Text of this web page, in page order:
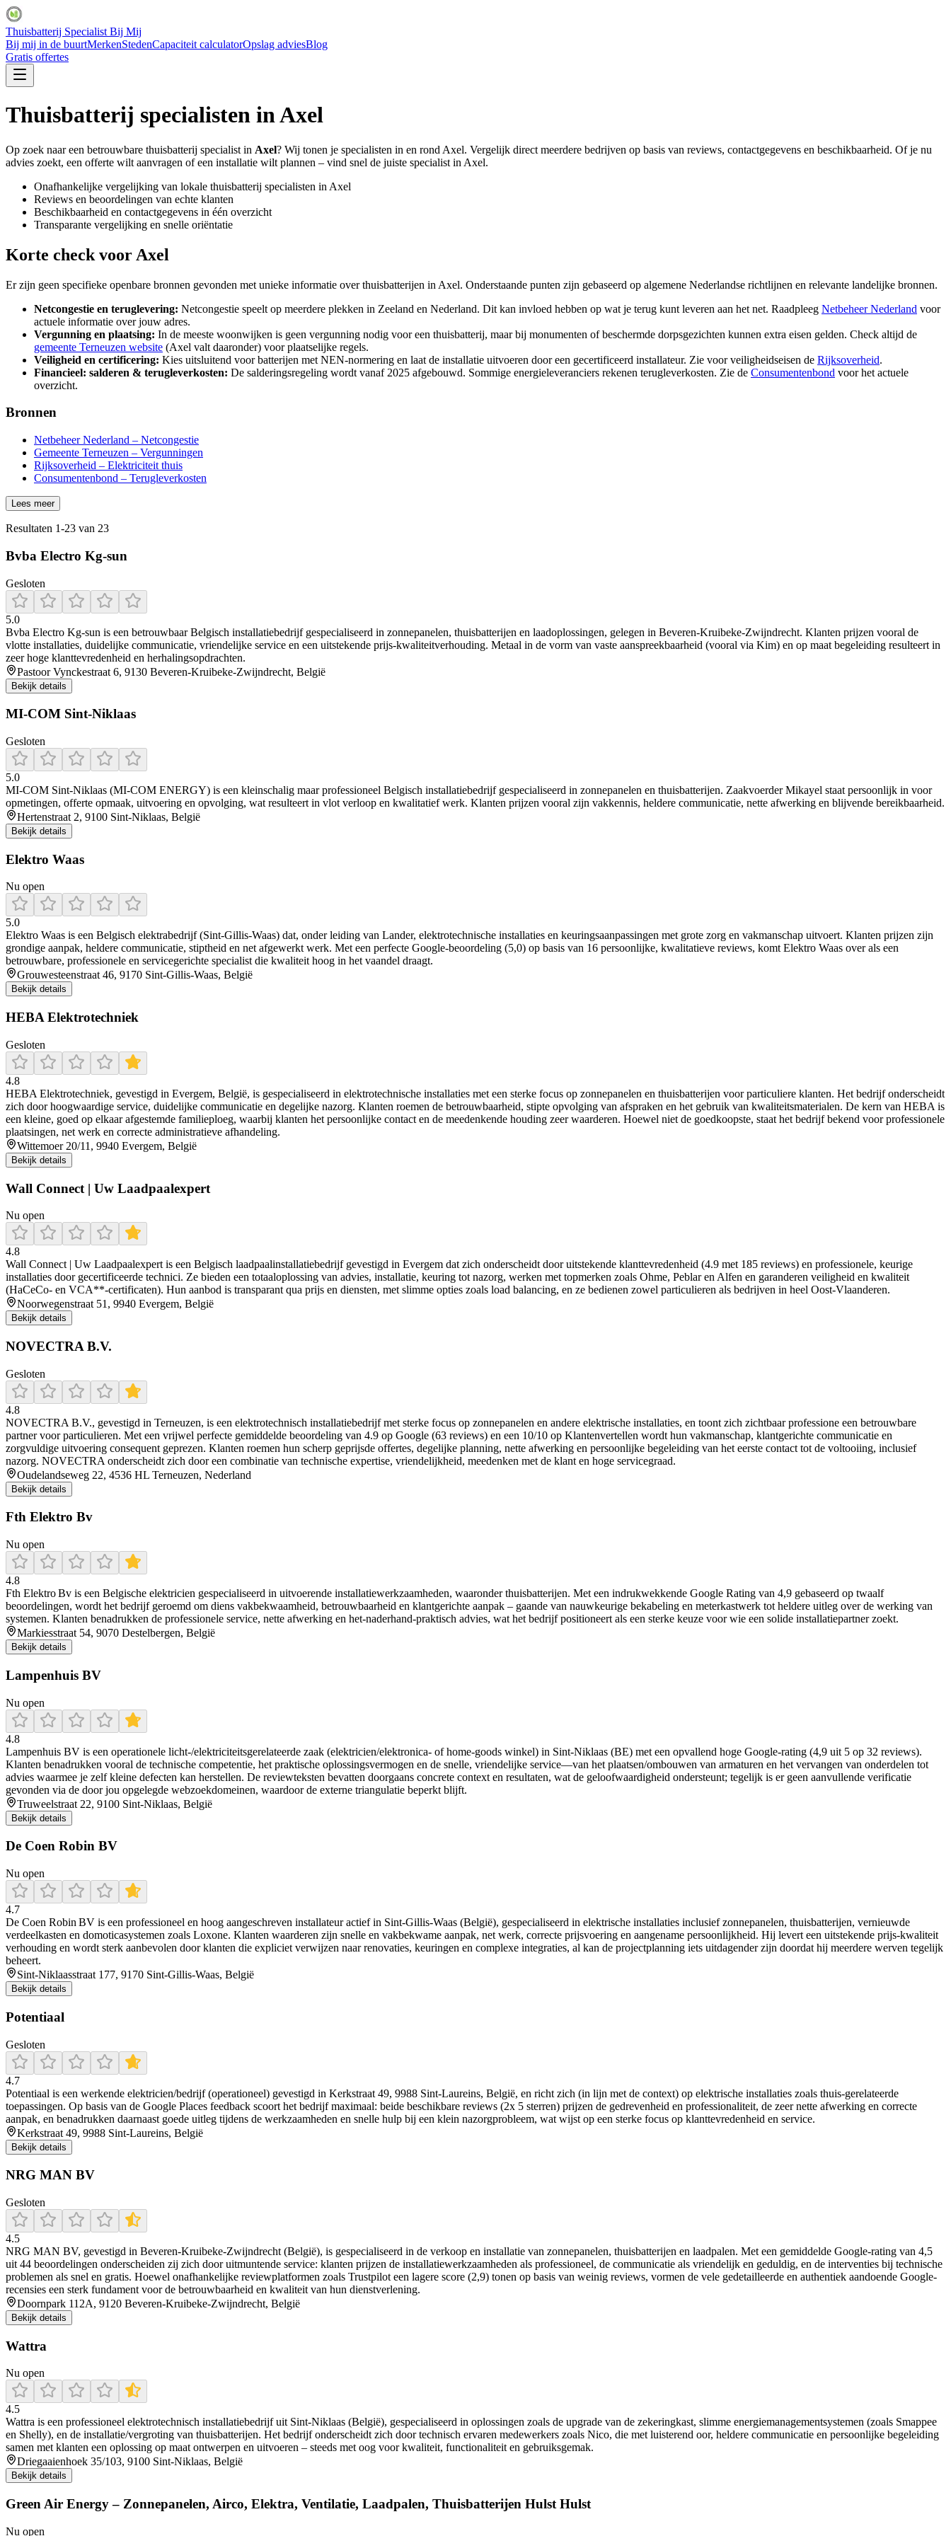
Thuisbatterij Specialist Bij Mij
Bij mij in de buurtMerkenStedenCapaciteit calculatorOpslag adviesBlog
Gratis offertes
Thuisbatterij specialisten inAxel
Op zoek naar een betrouwbare thuisbatterij specialist in Axel? Wij tonen je specialisten in en rond Axel. Vergelijk direct meerdere bedrijven op basis van reviews, contactgegevens en beschikbaarheid. Of je nu
advies zoekt, een offerte wilt aanvragen of een installatie wilt plannen – vind snel de juiste specialist in Axel.
Onafhankelijke vergelijking van lokale thuisbatterij specialisten in Axel
Reviews en beoordelingen van echte klanten
Beschikbaarheid en contactgegevens in één overzicht
Transparante vergelijking en snelle oriëntatie
Korte check voor Axel
Er zijn geen specifieke openbare bronnen gevonden met unieke informatie over thuisbatterijen in Axel. Onderstaande punten zijn gebaseerd op algemene Nederlandse richtlijnen en relevante landelijke bronnen.
Netcongestie en teruglevering: Netcongestie speelt op meerdere plekken in Zeeland en Nederland. Dit kan invloed hebben op wat je terug kunt leveren aan het net. Raadpleeg Netbeheer Nederland voor
actuele informatie over jouw adres.
Vergunning en plaatsing: In de meeste woonwijken is geen vergunning nodig voor een thuisbatterij, maar bij monumenten of beschermde dorpsgezichten kunnen extra eisen gelden. Check altijd de
gemeente Terneuzen website (Axel valt daaronder) voor plaatselijke regels.
Veiligheid en certificering: Kies uitsluitend voor batterijen met NEN-normering en laat de installatie uitvoeren door een gecertificeerd installateur. Zie voor veiligheidseisen de Rijksoverheid.
Financieel: salderen & terugleverkosten: De salderingsregeling wordt vanaf 2025 afgebouwd. Sommige energieleveranciers rekenen terugleverkosten. Zie de Consumentenbond voor het actuele
overzicht.
Bronnen
Netbeheer Nederland – Netcongestie
Gemeente Terneuzen – Vergunningen
Rijksoverheid – Elektriciteit thuis
Consumentenbond – Terugleverkosten
Lees meer
Resultaten 1-23 van 23
Bvba Electro Kg-sun
Gesloten
5.0
Bvba Electro Kg‑sun is een betrouwbaar Belgisch installatiebedrijf gespecialiseerd in zonnepanelen, thuisbatterijen en laadoplossingen, gelegen in Beveren‑Kruibeke‑Zwijndrecht. Klanten prijzen vooral de
vlotte installaties, duidelijke communicatie, vriendelijke service en een uitstekende prijs‑kwaliteitverhouding. Metaal in de vorm van vaste aanspreekbaarheid (vooral via Kim) en op maat begeleiding resulteert in
zeer hoge klanttevredenheid en herhalingsopdrachten.
Pastoor Vynckestraat 6, 9130 Beveren-Kruibeke-Zwijndrecht, België
Bekijk details
MI-COM Sint-Niklaas
Gesloten
5.0
MI‑COM Sint‑Niklaas (MI‑COM ENERGY) is een kleinschalig maar professioneel Belgisch installatiebedrijf gespecialiseerd in zonnepanelen en thuisbatterijen. Zaakvoerder Mikayel staat persoonlijk in voor
opmetingen, offerte opmaak, uitvoering en opvolging, wat resulteert in vlot verloop en kwalitatief werk. Klanten prijzen vooral zijn vakkennis, heldere communicatie, nette afwerking en blijvende bereikbaarheid.
Hertenstraat 2, 9100 Sint-Niklaas, België
Bekijk details
Elektro Waas
Nu open
5.0
Elektro Waas is een Belgisch elektrabedrijf (Sint‑Gillis‑Waas) dat, onder leiding van Lander, elektrotechnische installaties en keuringsaanpassingen met grote zorg en vakmanschap uitvoert. Klanten prijzen zijn
grondige aanpak, heldere communicatie, stiptheid en net afgewerkt werk. Met een perfecte Google‑beoordeling (5,0) op basis van 16 persoonlijke, kwalitatieve reviews, komt Elektro Waas over als een
betrouwbare, professionele en servicegerichte specialist die kwaliteit hoog in het vaandel draagt.
Grouwesteenstraat 46, 9170 Sint-Gillis-Waas, België
Bekijk details
HEBA Elektrotechniek
Gesloten
4.8
HEBA Elektrotechniek, gevestigd in Evergem, België, is gespecialiseerd in elektrotechnische installaties met een sterke focus op zonnepanelen en thuisbatterijen voor particuliere klanten. Het bedrijf onderscheidt
zich door hoogwaardige service, duidelijke communicatie en degelijke nazorg. Klanten roemen de betrouwbaarheid, stipte opvolging van afspraken en het gebruik van kwaliteitsmaterialen. De kern van HEBA is
een kleine, goed op elkaar afgestemde familieploeg, waarbij klanten het persoonlijke contact en de meedenkende houding zeer waarderen. Hoewel niet de goedkoopste, staat het bedrijf bekend voor professionele
plaatsingen, net werk en correcte administratieve afhandeling.
Wittemoer 20/11, 9940 Evergem, België
Bekijk details
Wall Connect | Uw Laadpaalexpert
Nu open
4.8
Wall Connect | Uw Laadpaalexpert is een Belgisch laadpaalinstallatiebedrijf gevestigd in Evergem dat zich onderscheidt door uitstekende klanttevredenheid (4.9 met 185 reviews) en professionele, keurige
installaties door gecertificeerde technici. Ze bieden een totaaloplossing van advies, installatie, keuring tot nazorg, werken met topmerken zoals Ohme, Peblar en Alfen en garanderen veiligheid en kwaliteit
(HaCeCo- en VCA**-certificaten). Hun aanbod is transparant qua prijs en diensten, met slimme opties zoals load balancing, en ze bedienen zowel particulieren als bedrijven in heel Oost-Vlaanderen.
Noorwegenstraat 51, 9940 Evergem, België
Bekijk details
NOVECTRA B.V.
Gesloten
4.8
NOVECTRA B.V., gevestigd in Terneuzen, is een elektrotechnisch installatiebedrijf met sterke focus op zonnepanelen en andere elektrische installaties, en toont zich zichtbaar professione een betrouwbare
partner voor particulieren. Met een vrijwel perfecte gemiddelde beoordeling van 4.9 op Google (63 reviews) en een 10/10 op Klantenvertellen wordt hun vakmanschap, klantgerichte communicatie en
zorgvuldige uitvoering consequent geprezen. Klanten roemen hun scherp geprijsde offertes, degelijke planning, nette afwerking en persoonlijke begeleiding van het eerste contact tot de voltooiing, inclusief
nazorg. NOVECTRA onderscheidt zich door een combinatie van technische expertise, vriendelijkheid, meedenken met de klant en hoge servicegraad.
Oudelandseweg 22, 4536 HL Terneuzen, Nederland
Bekijk details
Fth Elektro Bv
Nu open
4.8
Fth Elektro Bv is een Belgische elektricien gespecialiseerd in uitvoerende installatiewerkzaamheden, waaronder thuisbatterijen. Met een indrukwekkende Google Rating van 4,9 gebaseerd op twaalf
beoordelingen, wordt het bedrijf geroemd om diens vakbekwaamheid, betrouwbaarheid en klantgerichte aanpak – gaande van nauwkeurige bekabeling en meterkastwerk tot heldere uitleg over de werking van
systemen. Klanten benadrukken de professionele service, nette afwerking en het-naderhand-praktisch advies, wat het bedrijf positioneert als een sterke keuze voor wie een solide installatiepartner zoekt.
Markiesstraat 54, 9070 Destelbergen, België
Bekijk details
Lampenhuis BV
Nu open
4.8
Lampenhuis BV is een operationele licht-/elektriciteitsgerelateerde zaak (elektricien/elektronica- of home-goods winkel) in Sint-Niklaas (BE) met een opvallend hoge Google-rating (4,9 uit 5 op 32 reviews).
Klanten benadrukken vooral de technische competentie, het praktische oplossingsvermogen en de snelle, vriendelijke service—van het plaatsen/ombouwen van armaturen en het vervangen van onderdelen tot
advies waarmee je zelf kleine defecten kan herstellen. De reviewteksten bevatten doorgaans concrete context en resultaten, wat de geloofwaardigheid ondersteunt; tegelijk is er geen aanvullende verificatie
gevonden via de door jou opgelegde webzoekdomeinen, waardoor de externe triangulatie beperkt blijft.
Truweelstraat 22, 9100 Sint-Niklaas, België
Bekijk details
De Coen Robin BV
Nu open
4.7
De Coen Robin BV is een professioneel en hoog aangeschreven installateur actief in Sint‑Gillis‑Waas (België), gespecialiseerd in elektrische installaties inclusief zonnepanelen, thuisbatterijen, vernieuwde
verdeelkasten en domoticasystemen zoals Loxone. Klanten waarderen zijn snelle en vakbekwame aanpak, net werk, correcte prijsvoering en aangename persoonlijkheid. Hij levert een uitstekende prijs‑kwaliteit
verhouding en wordt sterk aanbevolen door klanten die expliciet verwijzen naar renovaties, keuringen en complexe integraties, al kan de projectplanning iets uitdagender zijn doordat hij meerdere werven tegelijk
beheert.
Sint-Niklaasstraat 177, 9170 Sint-Gillis-Waas, België
Bekijk details
Potentiaal
Gesloten
4.7
Potentiaal is een werkende elektricien/bedrijf (operationeel) gevestigd in Kerkstraat 49, 9988 Sint-Laureins, België, en richt zich (in lijn met de context) op elektrische installaties zoals thuis-gerelateerde
toepassingen. Op basis van de Google Places feedback scoort het bedrijf maximaal: beide beschikbare reviews (2x 5 sterren) prijzen de gedrevenheid en professionaliteit, de zeer nette afwerking en correcte
aanpak, en benadrukken daarnaast goede uitleg tijdens de werkzaamheden en snelle hulp bij een klein nazorgprobleem, wat wijst op een sterke focus op klanttevredenheid en service.
Kerkstraat 49, 9988 Sint-Laureins, België
Bekijk details
NRG MAN BV
Gesloten
4.5
NRG MAN BV, gevestigd in Beveren-Kruibeke-Zwijndrecht (België), is gespecialiseerd in de verkoop en installatie van zonnepanelen, thuisbatterijen en laadpalen. Met een gemiddelde Google-rating van 4,5
uit 44 beoordelingen onderscheiden zij zich door uitmuntende service: klanten prijzen de installatiewerkzaamheden als professioneel, de communicatie als vriendelijk en geduldig, en de interventies bij technische
problemen als snel en gratis. Hoewel onafhankelijke reviewplatformen zoals Trustpilot een lagere score (2,9) tonen op basis van weinig reviews, vormen de vele gedetailleerde en authentiek aandoende Google-
recensies een sterk fundament voor de betrouwbaarheid en kwaliteit van hun dienstverlening.
Doornpark 112A, 9120 Beveren-Kruibeke-Zwijndrecht, België
Bekijk details
Wattra
Nu open
4.5
Wattra is een professioneel elektrotechnisch installatiebedrijf uit Sint‑Niklaas (België), gespecialiseerd in oplossingen zoals de upgrade van de zekeringkast, slimme energiemanagementsystemen (zoals Smappee
en Shelly), en de installatie/vergroting van thuisbatterijen. Het bedrijf onderscheidt zich door technisch ervaren medewerkers zoals Nico, die met luisterend oor, heldere communicatie en persoonlijke begeleiding
samen met klanten een oplossing op maat ontwerpen en uitvoeren – steeds met oog voor kwaliteit, functionaliteit en gebruiksgemak.
Driegaaienhoek 35/103, 9100 Sint-Niklaas, België
Bekijk details
Green Air Energy – Zonnepanelen, Airco, Elektra, Ventilatie, Laadpalen, Thuisbatterijen Hulst Hulst
Nu open